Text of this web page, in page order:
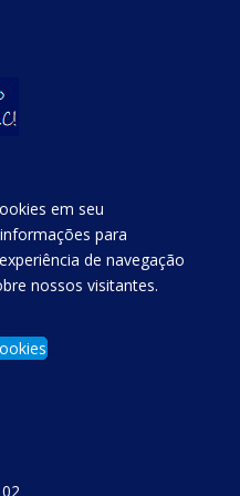
em seu
para
de navegação
nossos visitantes.